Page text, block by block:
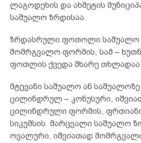
ლაგოდეხის და ახმეტის
საშუალო ზრდისაა.
ზრდასრული ფოთოლი საშუალო
მომრგვალო ფორმის, სამ –
ფოთლის ქვედა მხარე თხლადაა
მტევანი საშუალო ან
ცილინდრულ – კონუსური,
ცილინდრული ფორმის,
სიკუმსის. მარცვალი საშუალო
ოვალური, იშვიათად